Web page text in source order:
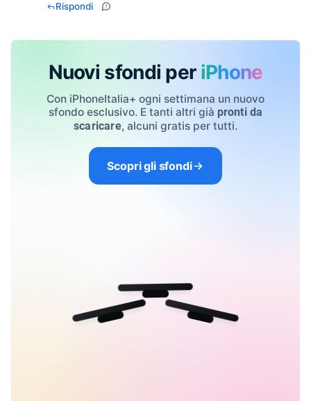
Rispondi
Nuovi sfondi per iPhone
Con iPhoneItalia+ ogni settimana un nuovo
sfondo esclusivo. E tanti altri già pronti da
scaricare, alcuni gratis per tutti.
Scopri gli sfondi